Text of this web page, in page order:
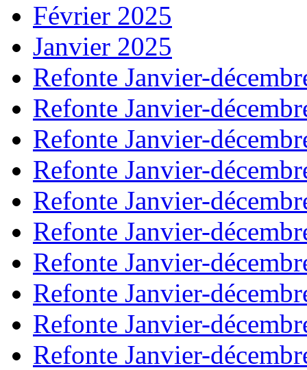
Février 2025
Janvier 2025
Refonte Janvier-
Refonte Janvier-
Refonte Janvier-
Refonte Janvier-
Refonte Janvier-
Refonte Janvier-
Refonte Janvier-
Refonte Janvier-
Refonte Janvier-
Refonte Janvier-